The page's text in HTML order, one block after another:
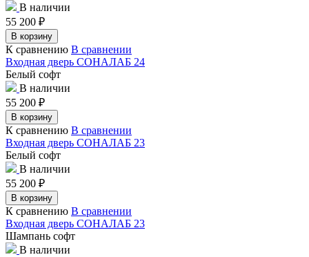
В наличии
55 200 ₽
В корзину
К сравнению В сравнении
Входная дверь СОНАЛАБ 24
Белый софт
В наличии
55 200 ₽
В корзину
К сравнению В сравнении
Входная дверь СОНАЛАБ 23
Белый софт
В наличии
55 200 ₽
В корзину
К сравнению В сравнении
Входная дверь СОНАЛАБ 23
Шампань софт
В наличии